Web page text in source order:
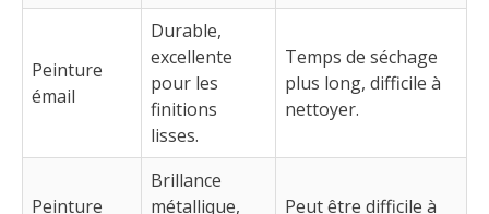
Peinture
émail
Durable,
excellente
pour les
finitions
lisses.
Temps de séchage
plus long, difficile à
nettoyer.
Peinture
Brillance
métallique,
Peut être difficile à